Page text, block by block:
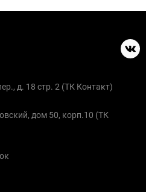
д. 18 стр. 2 (ТК Контакт)
дом 50, корп.10 (ТК